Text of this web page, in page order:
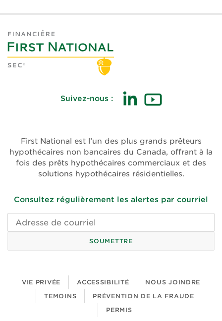
Suivez-nous :
nouvelle
fenêtre)
nouvelle
fenêtre)
First National est l’un des plus grands prêteurs
hypothécaires non bancaires du Canada, offrant à la
fois des prêts hypothécaires commerciaux et des
solutions hypothécaires résidentielles.
Consultez régulièrement les alertes par courriel
Adresse
de
SOUMETTRE
VIE PRIVÉE ACCESSIBILITÉ
NOUS JOINDRE
TEMOINS
PRÉVENTION DE LA FRAUDE
PERMIS